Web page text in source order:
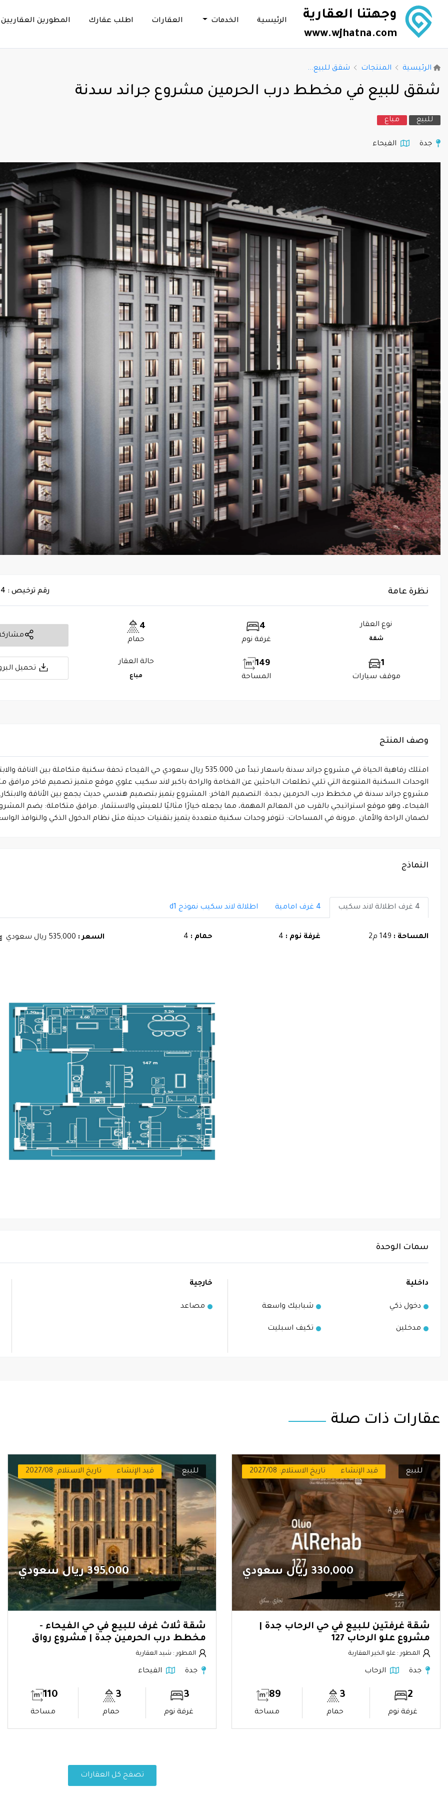
وجهتنا العقارية
www.wjhatna.com
الرئيسية الخدمات العقارات اطلب عقارك المطورين العقاريين
الرئيسية المنتجات شقق للبيع...
شقق للبيع في مخطط درب الحرمين مشروع جراند سدنة
للبيع مباع
جدة الفيحاء
نظرة عامة رقم ترخيص : 7200194964
نوع العقار
شقة
4
غرفة نوم
4
حمام
1
موقف سيارات
149
المساحة
حالة العقار
مباع
تحميل
وصف المنتج
امتلك رفاهية الحياة في مشروع جراند سدنة باسعار تبدأ من 535.000 ريال سعودي حي الفيحاء
الوحدات السكنية المتنوعة التي تلبي تطلعات الباحثين عن الفخامة والراحة باكبر لاند سكيب علوي موقع متميز تصميم فاخر مرافق
مشروع جراند سدنة في مخطط درب الحرمين بجدة: التصميم الفاخر: المشروع يتميز بتصميم هندسي حديث يجمع بين الأناقة
الفيحاء، وهو موقع استراتيجي بالقرب من المعالم المهمة، مما يجعله خيارًا مثاليًا للعيش والاستثمار .مرافق متكاملة: يضم
لضمان الراحة والأمان .مرونة في المساحات: تتوفر وحدات سكنية متعددة يتميز بتقنيات حديثة مثل نظام الدخول الذكي والنوافذ
النماذج
4 غرف اطلالة لاند سكيب 4 غرف امامية اطلالة لاند سكيب نموذج d1
المساحة : 149 م2 غرفة نوم : 4 حمام : 4 السعر : 535,000 ريال سعودي
سمات الوحدة
داخلية
دخول ذكي شبابيك واسعة
مدخلين تكيف اسبليت
خارجية
مصاعد
عقارات ذات صلة
للبيع قيد الإنشاء تاريخ الاستلام: 2027/08
330,000 ريال سعودي
شقة غرفتين للبيع في حي الرحاب جدة |
مشروع علو الرحاب 127
المطور : علو الخير العقارية
جدة الرحاب
2
غرفة نوم
3
حمام
89
مساحة
للبيع قيد الإنشاء تاريخ الاستلام: 2027/08
395,000 ريال سعودي
شقة ثلاث غرف للبيع في حي الفيحاء -
مخطط درب الحرمين جدة | مشروع رواق
المطور : شيد العقارية
جدة الفيحاء
3
غرفة نوم
3
حمام
110
مساحة
تصفح كل العقارات